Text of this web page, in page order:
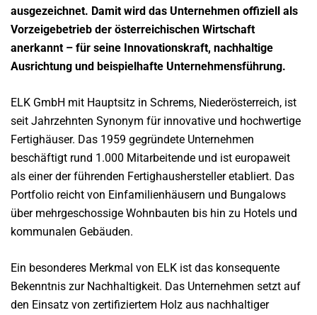
ausgezeichnet. Damit wird das Unternehmen offiziell als
Vorzeigebetrieb der österreichischen Wirtschaft
anerkannt – für seine Innovationskraft, nachhaltige
Ausrichtung und beispielhafte Unternehmensführung.
ELK GmbH mit Hauptsitz in Schrems, Niederösterreich, ist
seit Jahrzehnten Synonym für innovative und hochwertige
Fertighäuser. Das 1959 gegründete Unternehmen
beschäftigt rund 1.000 Mitarbeitende und ist europaweit
als einer der führenden Fertighaushersteller etabliert. Das
Portfolio reicht von Einfamilienhäusern und Bungalows
über mehrgeschossige Wohnbauten bis hin zu Hotels und
kommunalen Gebäuden.
Ein besonderes Merkmal von ELK ist das konsequente
Bekenntnis zur Nachhaltigkeit. Das Unternehmen setzt auf
den Einsatz von zertifiziertem Holz aus nachhaltiger